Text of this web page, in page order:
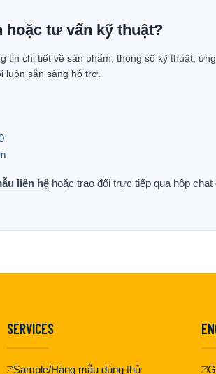
hoặc tư vấn kỹ thuật?
tin chi tiết về sản phẩm, thông số kỹ thuật,
luôn sẵn sàng hỗ trợ.
liên hệ hoặc trao đổi trực tiếp qua hộp
SERVICES
Sample/Hàng mẫu dùng thử